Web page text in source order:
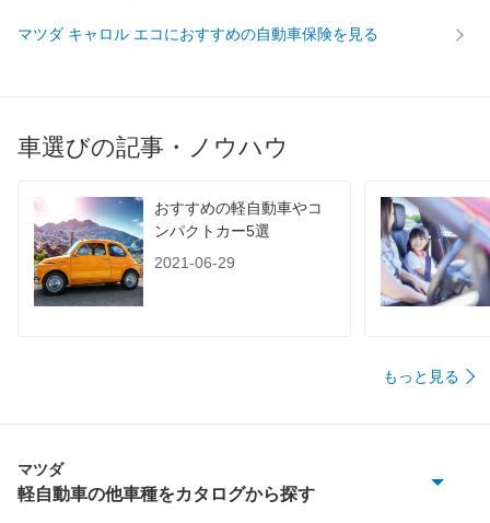
マツダ キャロル エコにおすすめの自動車保険を見る
車選びの記事・ノウハウ
おすすめの軽自動車やコ
ンパクトカー5選
2021-06-29
もっと見る
マツダ
軽自動車の他車種をカタログから探す